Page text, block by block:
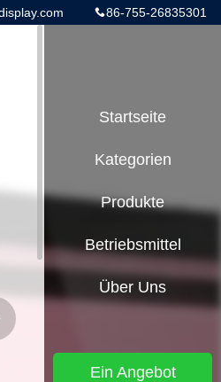
86-755-26835301
Startseite
Kategorien
Produkte
Betriebsmittel
Über Uns
Ein Angebot